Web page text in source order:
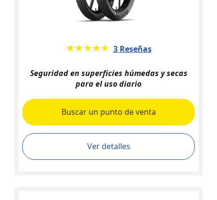
★★★★★
☆☆☆☆☆ 3 Reseñas
Seguridad en superficies húmedas y secas
para el uso diario
Buscar un punto de venta
Ver detalles